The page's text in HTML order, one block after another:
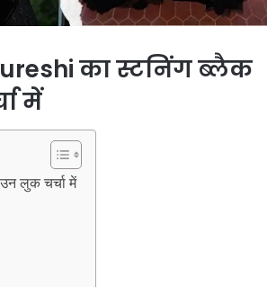
का स्टनिंग ब्लैक
में
लुक चर्चा में